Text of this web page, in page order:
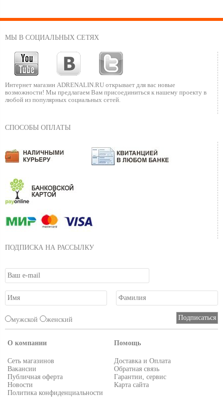
МЫ В СОЦИАЛЬНЫХ СЕТЯХ
Интернет магазин ADRENALIN.RU открывает для вас новые
возможности! Мы предлагаем Вам присоединиться к нашему проекту в
любой из популярных социальных сетей.
СПОСОБЫ ОПЛАТЫ
ПОДПИСКА НА РАССЫЛКУ
мужской женский
О компании
Сеть магазинов
Вакансии
Публичная оферта
Новости
Политика конфиденциальности
Помощь
Доставка и Оплата
Обратная связь
Гарантии, сервис
Карта сайта